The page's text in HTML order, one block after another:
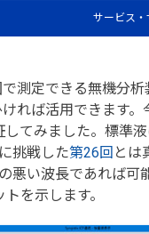
サービス・
測定できる無機分析
れば活用できます。
てみました。標準
挑戦した第26回 とは
い波長であれば可
を示します。